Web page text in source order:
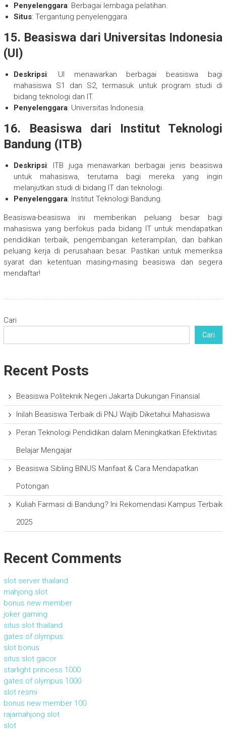
Penyelenggara: Berbagai lembaga pelatihan.
Situs: Tergantung penyelenggara.
15. Beasiswa dari Universitas Indonesia
(UI)
Deskripsi: UI menawarkan berbagai beasiswa bagi
mahasiswa S1 dan S2, termasuk untuk program studi di
bidang teknologi dan IT.
Penyelenggara: Universitas Indonesia.
16. Beasiswa dari Institut Teknologi
Bandung (ITB)
Deskripsi: ITB juga menawarkan berbagai jenis beasiswa
untuk mahasiswa, terutama bagi mereka yang ingin
melanjutkan studi di bidang IT dan teknologi.
Penyelenggara: Institut Teknologi Bandung.
Beasiswa-beasiswa ini memberikan peluang besar bagi
mahasiswa yang berfokus pada bidang IT untuk mendapatkan
pendidikan terbaik, pengembangan keterampilan, dan bahkan
peluang kerja di perusahaan besar. Pastikan untuk memeriksa
syarat dan ketentuan masing-masing beasiswa dan segera
mendaftar!
Cari
Cari
Recent Posts
Beasiswa Politeknik Negeri Jakarta Dukungan Finansial
Inilah Beasiswa Terbaik di PNJ Wajib Diketahui Mahasiswa
Peran Teknologi Pendidikan dalam Meningkatkan Efektivitas
Belajar Mengajar
Beasiswa Sibling BINUS Manfaat & Cara Mendapatkan
Potongan
Kuliah Farmasi di Bandung? Ini Rekomendasi Kampus Terbaik
2025
Recent Comments
slot server thailand
mahjong slot
bonus new member
joker gaming
situs slot thailand
gates of olympus
slot bonus
situs slot gacor
starlight princess 1000
gates of olympus 1000
slot resmi
bonus new member 100
rajamahjong slot
slot